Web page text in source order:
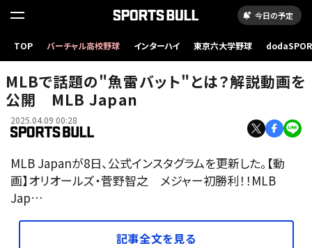
今日の予定
TOP バーチャル高校野球 インターハイ 東京六大学野球
MLBで話題の"魚雷バット"とは？解説動画を
公開 MLB Japan
2025.04.09 00:28
MLB Japanが8日、公式インスタグラムを更新した。【動
画】オリオールズ・菅野智之 メジャー初勝利！！MLB
Jap…
記事全文を見る